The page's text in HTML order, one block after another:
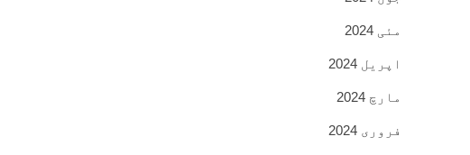
مئی 2024
اپریل 2024
مارچ 2024
فروری 2024